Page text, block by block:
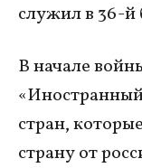
служил в 36-й
В начале
стран,
страну от